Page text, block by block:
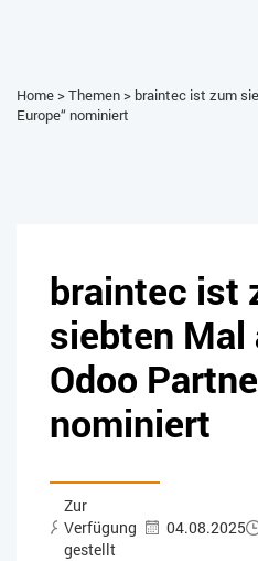
Home>Themen> braintec ist zum
Europe“ nominiert
braintec ist
siebten Mal
Odoo
nominiert
Zur
Verfügung
gestellt
04.08.2025